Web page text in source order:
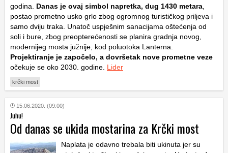
godina.
Danas je ovaj simbol napretka, dug 1430 metara
postao prometno usko grlo zbog ogromnog turističkog priljeva i
samo dviju traka. Unatoč uspješnim sanacijama oštećenja od
soli i bure, zbog preopterećenosti se planira gradnja novog,
modernijeg mosta južnije, kod poluotoka Lanterna.
Projektiranje je započelo, a dovršetak nove prometne veze
očekuje se oko 2030. godine. Lider
krčki most
15.06.2020. (09:00)
Juhu!
Od danas se ukida mostarina za Krčki most
Naplata je odavno trebala biti ukinuta jer su